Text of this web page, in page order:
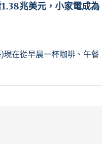
兆美元，小家電成為
現在從早晨一杯咖啡、午餐